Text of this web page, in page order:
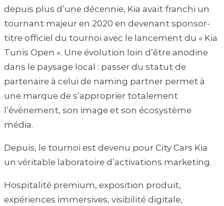
depuis plus d’une décennie, Kia avait franchi un
tournant majeur en 2020 en devenant sponsor-
titre officiel du tournoi avec le lancement du « Kia
Tunis Open ». Une évolution loin d’être anodine
dans le paysage local : passer du statut de
partenaire à celui de naming partner permet à
une marque de s’approprier totalement
l’événement, son image et son écosystème
média.
Depuis, le tournoi est devenu pour City Cars Kia
un véritable laboratoire d’activations marketing.
Hospitalité premium, exposition produit,
expériences immersives, visibilité digitale,